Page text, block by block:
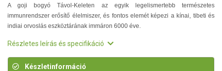
A goji bogyó Távol-Keleten az egyik legelismertebb természetes
immunrendszer erősítő élelmiszer, és fontos elemét képezi a kínai, tibeti és
indiai orvoslás eszköztárának immáron 6000 éve.
Részletes leírás és specifikáció
Készletinformáció